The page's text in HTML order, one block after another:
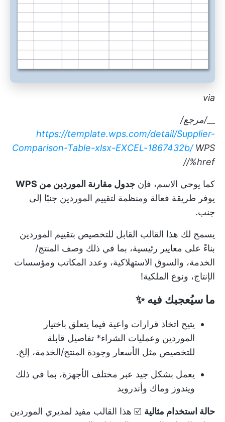
via
__/مرجع/
https://template.wps.com/detail/Supplier-
Comparison-Table-xlsx-EXCEL-1867432b/ WPS
/%href/
كما يوحي الاسم، فإن جدول مقارنة الموردين من WPS
يوفر طريقة فعالة ومنظمة لتقييم الموردين جنبًا إلى
جنب.
يسمح لك هذا القالب القابل للتخصيص بتقييم الموردين
بناءً على معايير رئيسية، بما في ذلك وصف المنتج/
الخدمة، والسوق الاستهلاكية، وعدد المكاتب ومؤسسات
الإنتاج، ونوع الملكية!
ما سيُعجبك فيه✨
يتيح اتخاذ قرارات واعية فيما يتعلق باختيار
الموردين وعمليات الشراء* تفاصيل قابلة
للتخصيص مثل الأسعار وجودة المنتج/الخدمة، إلخ.
يعمل بشكل جيد عبر مختلف الأجهزة، بما في ذلك
ويندوز وماك وأندرويد
حالة استخدام مثالية ☑️ هذا القالب مفيد لمديري الموردين